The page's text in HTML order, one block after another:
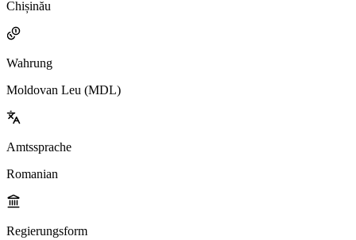
Chișinău
Wahrung
Moldovan Leu (MDL)
Amtssprache
Romanian
Regierungsform